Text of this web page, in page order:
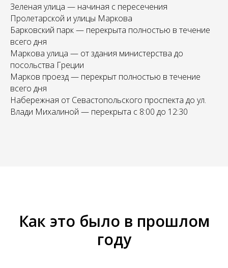
Зеленая улица — начиная с пересечения
Пролетарской и улицы Маркова
Барковский парк — перекрыта полностью в течение
всего дня
Маркова улица — от здания министерства до
посольства Греции
Марков проезд — перекрыт полностью в течение
всего дня
Набережная от Севастопольского проспекта до ул.
Влади Михалиной — перекрыта с 8:00 до 12:30
Как это было в прошлом
году